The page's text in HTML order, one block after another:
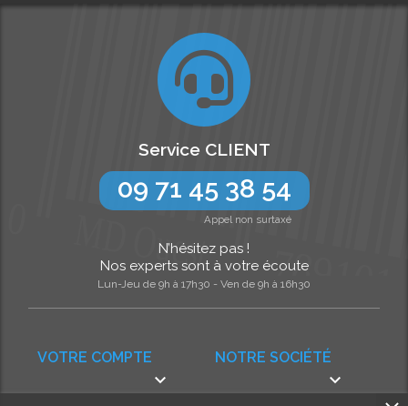
NOTRE SOCIÉTÉ

VOTRE COMPTE

Service CLIENT
09 71 45 38 54
Appel non surtaxé
N’hésitez pas !
Nos experts sont à votre écoute
Lun-Jeu de 9h à 17h30 - Ven de 9h à 16h30